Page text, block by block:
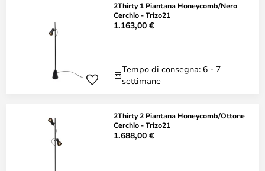
2Thirty 1 Piantana Honeycomb/Nero
Cerchio - Trizo21
1.163,00 €
Tempo di consegna: 6 - 7
settimane
2Thirty 2 Piantana Honeycomb/Ottone
Cerchio - Trizo21
1.688,00 €